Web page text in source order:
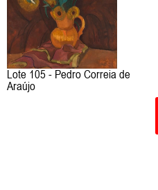
Lote 105 - Pedro Correia de
Araújo